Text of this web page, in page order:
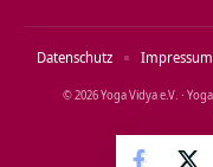
© 2026 Yoga Vidya e.V. ·
Datenschutz Impressum